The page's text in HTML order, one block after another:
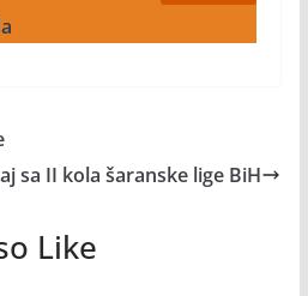
sa II kola šaranske lige BiH
Like